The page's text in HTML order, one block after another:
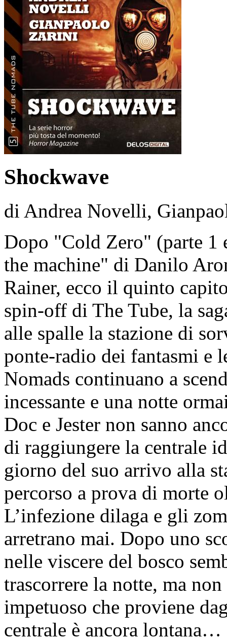
Shockwave
di Andrea Novelli,
Dopo "Cold Zero" (parte
the machine" di Danilo
Rainer, ecco il quinto
spin-off di The Tube, la
alle spalle la stazione di
ponte-radio dei fantasmi e
Nomads continuano a
incessante e una notte
Doc e Jester non sanno
di raggiungere la centrale
giorno del suo arrivo alla
percorso a prova di morte
L’infezione dilaga e gli
arretrano mai. Dopo uno
nelle viscere del bosco
trascorrere la notte, ma
impetuoso che proviene
centrale è ancora lontana…